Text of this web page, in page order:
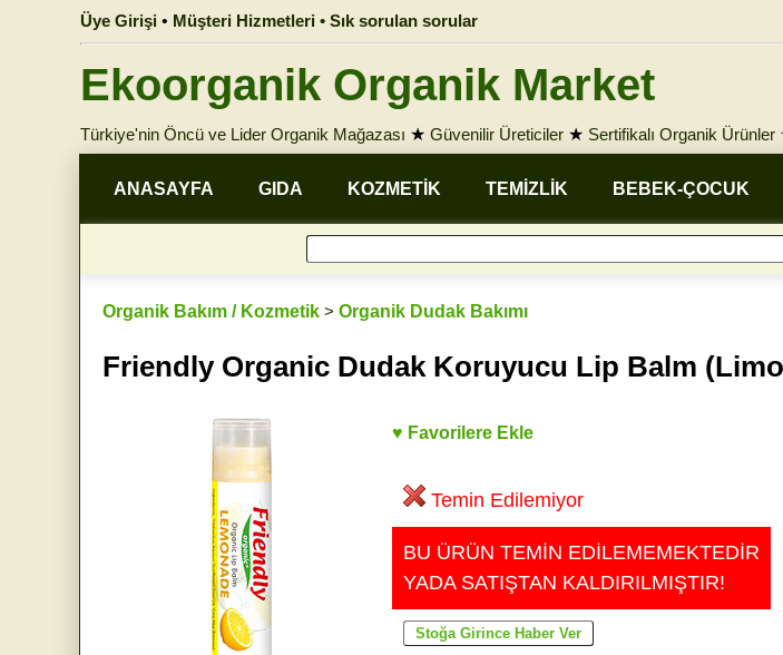
Üye Girişi • Müşteri Hizmetleri • Sık sorulan sorular
Ekoorganik Organik Market
Türkiye'nin Öncü ve Lider Organik Mağazası ★ Güvenilir Üreticiler ★ Sertifikalı Organik Ürünler
ANASAYFA GIDA KOZMETİK TEMİZLİK BEBEK-ÇOCUK
Organik Bakım / Kozmetik > Organik Dudak Bakımı
Friendly Organic Dudak Koruyucu Lip Balm
♥ Favorilere Ekle
Temin Edilemiyor
BU ÜRÜN TEMİN EDİLEMEMEKTEDİR
YADA SATIŞTAN KALDIRILMIŞTIR!